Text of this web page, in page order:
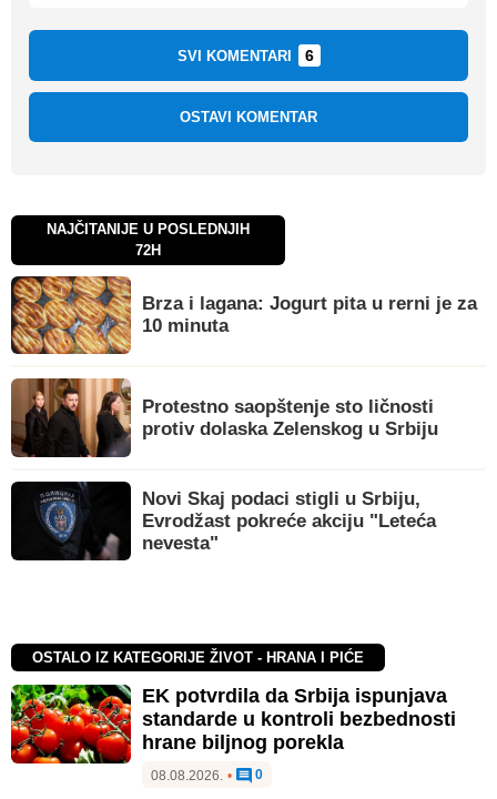
SVI KOMENTARI 6
OSTAVI KOMENTAR
NAJČITANIJE U POSLEDNJIH
72H
Brza i lagana: Jogurt pita u rerni je za
10 minuta
Protestno saopštenje sto ličnosti
protiv dolaska Zelenskog u Srbiju
Novi Skaj podaci stigli u Srbiju,
Evrodžast pokreće akciju "Leteća
nevesta"
OSTALO IZ KATEGORIJE ŽIVOT - HRANA I PIĆE
EK potvrdila da Srbija ispunjava
standarde u kontroli bezbednosti
hrane biljnog porekla
08.08.2026. • 0